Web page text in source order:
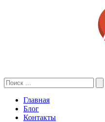
Главная
Блог
Контакты